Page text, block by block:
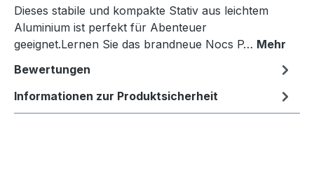
Dieses stabile und kompakte Stativ aus leichtem
Aluminium ist perfekt für Abenteuer
geeignet.Lernen Sie das brandneue Nocs P… Mehr
Bewertungen
Informationen zur Produktsicherheit